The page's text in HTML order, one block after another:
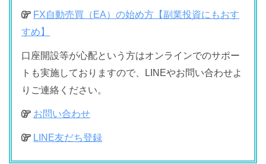
FX自動売買（EA）の始め方【副業投資にもおす
すめ】
口座開設等が心配という方はオンラインでのサポー
トも実施しておりますので、LINEやお問い合わせよ
りご連絡ください。
お問い合わせ
LINE友だち登録